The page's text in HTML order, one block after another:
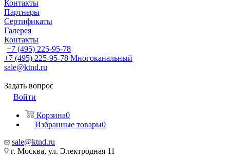
Контакты
Партнеры
Сертификаты
Галерея
Контакты
+7 (495) 225-95-78
+7 (495) 225-95-78 Многоканальный
sale@ktnd.ru
Задать вопрос
Войти
Корзина0
Избранные товары0
sale@ktnd.ru
г. Москва, ул. Электродная 11